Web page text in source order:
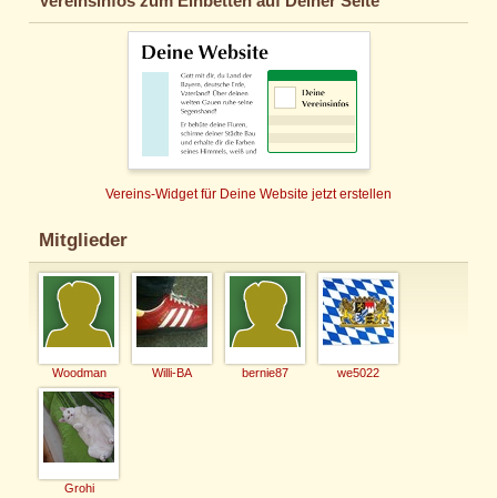
Vereins-Widget für Deine Website jetzt erstellen
Mitglieder
Woodman Willi-BA bernie87 we5022
Grohi